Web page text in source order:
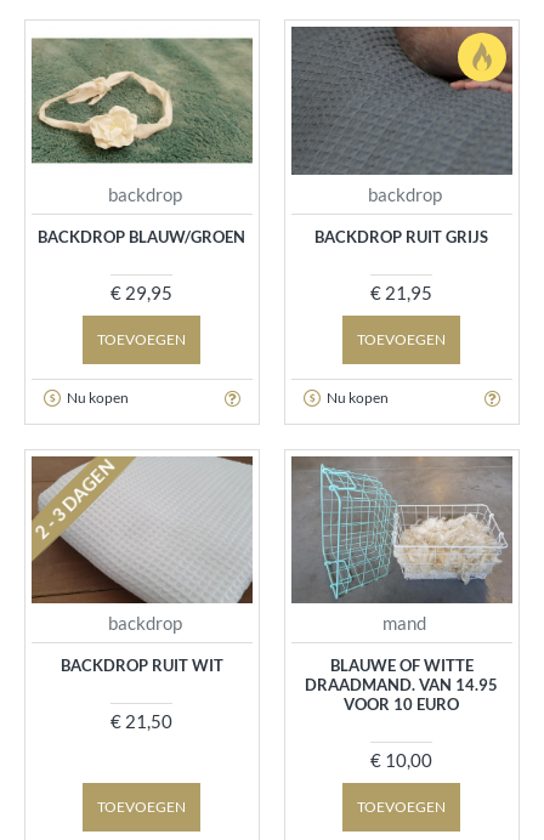
backdrop
BACKDROP BLAUW/GROEN
€ 29,95
TOEVOEGEN
Nu kopen
backdrop
BACKDROP RUIT GRIJS
€ 21,95
TOEVOEGEN
Nu kopen
2 - 3 DAGEN
backdrop
BACKDROP RUIT WIT
€ 21,50
TOEVOEGEN
mand
BLAUWE OF WITTE
DRAADMAND. VAN 14.95
VOOR 10 EURO
€ 10,00
TOEVOEGEN